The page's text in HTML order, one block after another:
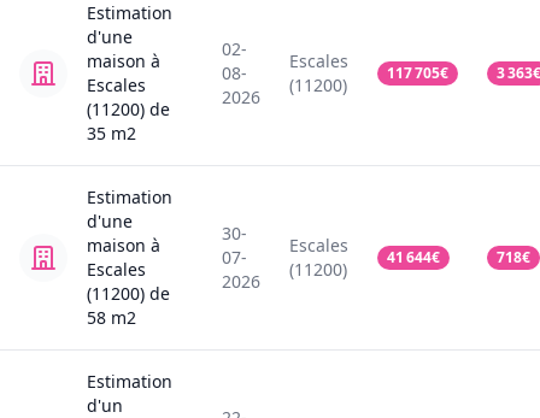
Estimation
d'une
maison à
Escales
(11200) de
35 m2
02-
08-
2026
Escales
(11200)
117 705€ 3 363€
Estimation
d'une
maison à
Escales
(11200) de
58 m2
30-
07-
2026
Escales
(11200)
41 644€ 718€
Estimation
d'un